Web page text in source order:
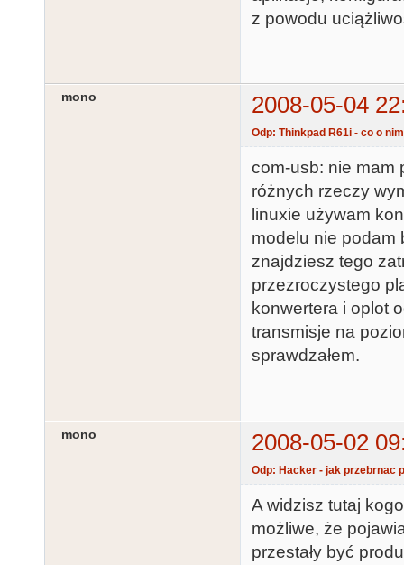
z powodu
mono 2008-05-04
Odp: Thinkpad R61i - co o
com-usb: nie mam
różnych rzeczy
linuxie używam
modelu nie podam
znajdziesz tego
przezroczystego
konwertera i oplot
transmisje na
sprawdzałem.
mono 2008-05-02
Odp: Hacker - jak przebrnac
A widzisz tutaj
możliwe, że
przestały być